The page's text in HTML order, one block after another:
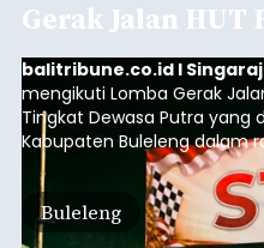
Gerak Jalan HUT
balitribune.co.id I
mengikuti Lomba Gerak
Tingkat Dewasa Putra yang
Kabupaten Buleleng dalam
HUT ke-81 Kemerdekaan
Lomba resmi dimulai dari
Desa Celukan Bawang,
Buleleng